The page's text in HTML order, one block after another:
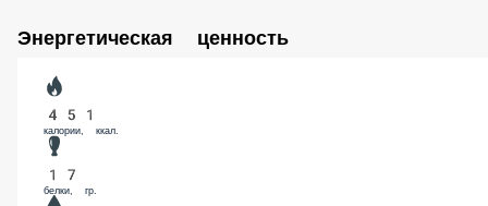
Энергетическая ценность
451
калории, ккал.
17
белки, гр.